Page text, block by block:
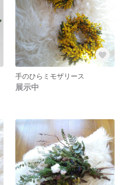
手のひらミモザリース
展示中